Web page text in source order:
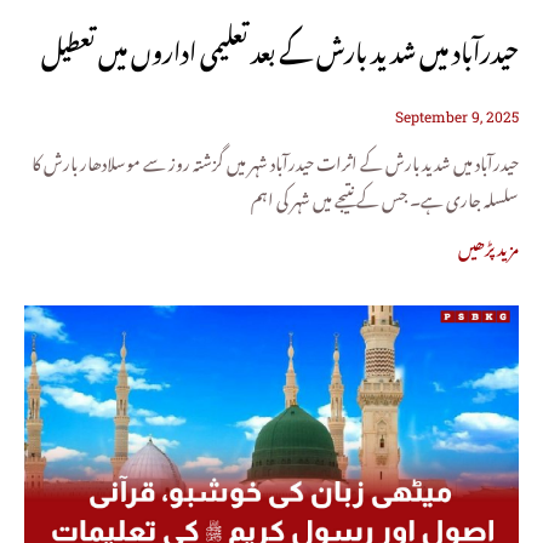
حیدرآباد میں شدید بارش کے بعد تعلیمی اداروں میں تعطیل
September 9, 2025
حیدرآباد میں شدید بارش کے اثرات حیدرآباد شہر میں گزشتہ روز سے موسلادھار بارش کا
سلسلہ جاری ہے۔ جس کے نتیجے میں شہر کی اہم
مزید پڑھیں